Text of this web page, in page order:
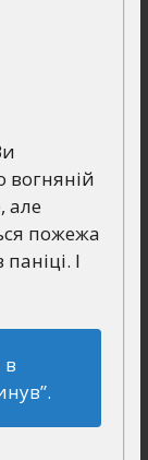
вогняній
але
пожежа
І
в